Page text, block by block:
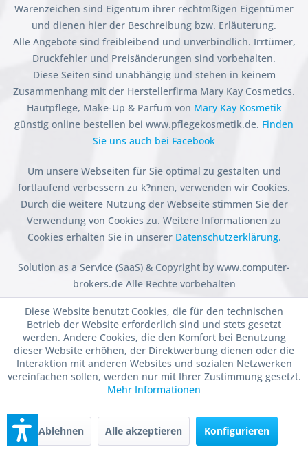
Warenzeichen sind Eigentum ihrer rechtmßigen Eigentümer
und dienen hier der Beschreibung bzw. Erläuterung.
Alle Angebote sind freibleibend und unverbindlich. Irrtümer,
Druckfehler und Preisänderungen sind vorbehalten.
Diese Seiten sind unabhängig und stehen in keinem
Zusammenhang mit der Herstellerfirma Mary Kay Cosmetics.
Hautpflege, Make-Up & Parfum von Mary Kay Kosmetik
günstig online bestellen bei www.pflegekosmetik.de. Finden
Sie uns auch bei Facebook
Um unsere Webseiten für Sie optimal zu gestalten und
fortlaufend verbessern zu k?nnen, verwenden wir Cookies.
Durch die weitere Nutzung der Webseite stimmen Sie der
Verwendung von Cookies zu. Weitere Informationen zu
Cookies erhalten Sie in unserer Datenschutzerklärung.
Solution as a Service (SaaS) & Copyright by www.computer-
brokers.de Alle Rechte vorbehalten
Diese Website benutzt Cookies, die für den technischen
Betrieb der Website erforderlich sind und stets gesetzt
werden. Andere Cookies, die den Komfort bei Benutzung
dieser Website erhöhen, der Direktwerbung dienen oder die
Interaktion mit anderen Websites und sozialen Netzwerken
vereinfachen sollen, werden nur mit Ihrer Zustimmung gesetzt.
Mehr Informationen
Ablehnen Alle akzeptieren Konfigurieren